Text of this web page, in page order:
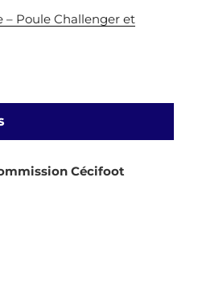
– Poule Challenger et
Cécifoot